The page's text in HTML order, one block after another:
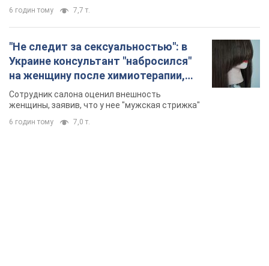
6 годин тому 7,7 т.
"Не следит за сексуальностью": в
Украине консультант "набросился"
на женщину после химиотерапии,
разгорелся скандал. Фото
Сотрудник салона оценил внешность
женщины, заявив, что у нее "мужская стрижка"
6 годин тому 7,0 т.